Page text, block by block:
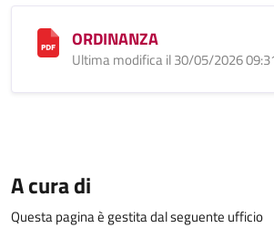
ORDINANZA
Ultima modifica il 30/05/2026
A cura di
Questa pagina è gestita dal seguente ufficio